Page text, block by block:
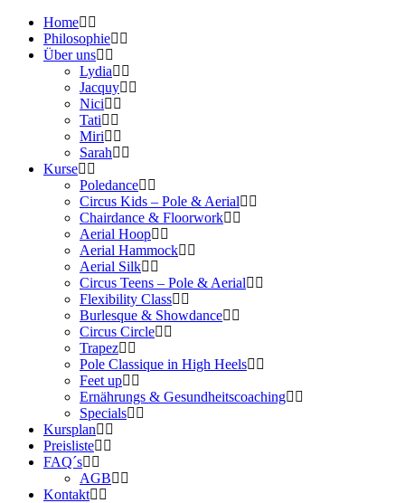
Home
Philosophie
Über uns
Lydia
Jacquy
Nici
Tati
Miri
Sarah
Kurse
Poledance
Circus Kids – Pole & Aerial
Chairdance & Floorwork
Aerial Hoop
Aerial Hammock
Aerial Silk
Circus Teens – Pole & Aerial
Flexibility Class
Burlesque & Showdance
Circus Circle
Trapez
Pole Classique in High Heels
Feet up
Ernährungs & Gesundheitscoaching
Specials
Kursplan
Preisliste
FAQ´s
AGB
Kontakt